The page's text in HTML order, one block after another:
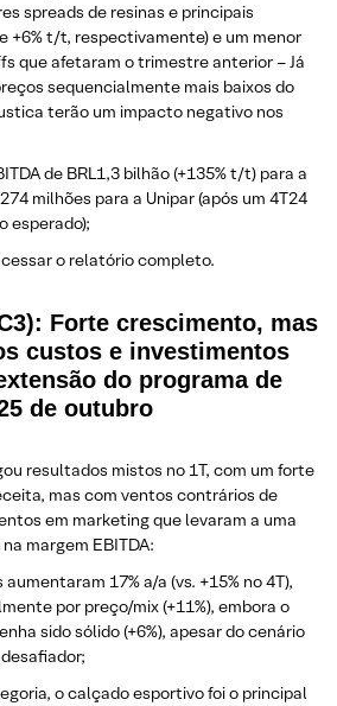
spreads de resinas e principais
+6% t/t, respectivamente) e um menor
que afetaram o trimestre anterior – Já
sequencialmente mais baixos do
terão um impacto negativo nos
de BRL1,3 bilhão (+135% t/t) para a
milhões para a Unipar (após um 4T24
esperado);
o relatório completo.
Forte crescimento, mas
custos e investimentos
do programa de
de outubro
resultados mistos no 1T, com um forte
mas com ventos contrários de
em marketing que levaram a uma
margem EBITDA:
17% a/a (vs. +15% no 4T),
por preço/mix (+11%), embora o
sido sólido (+6%), apesar do cenário
o calçado esportivo foi o principal